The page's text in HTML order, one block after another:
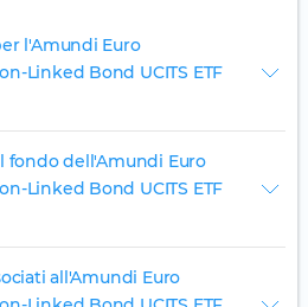
l'Amundi Euro
Linked Bond UCITS ETF
fondo dell'Amundi Euro
Linked Bond UCITS ETF
all'Amundi Euro